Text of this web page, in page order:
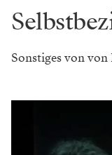
Sonstiges von